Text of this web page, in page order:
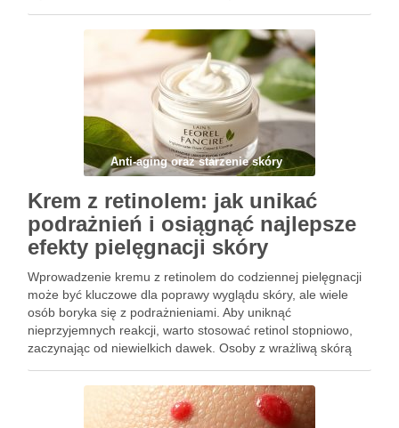
usuwania filtrów przeciwsłonecznych, które ochronią skórę
Anti-aging oraz starzenie skóry
Krem z retinolem: jak unikać
podrażnień i osiągnąć najlepsze
efekty pielęgnacji skóry
Wprowadzenie kremu z retinolem do codziennej pielęgnacji
może być kluczowe dla poprawy wyglądu skóry, ale wiele
osób boryka się z podrażnieniami. Aby uniknąć
nieprzyjemnych reakcji, warto stosować retinol stopniowo,
zaczynając od niewielkich dawek. Osoby z wrażliwą skórą
składnik, aby maksymalizować korzyści bez …